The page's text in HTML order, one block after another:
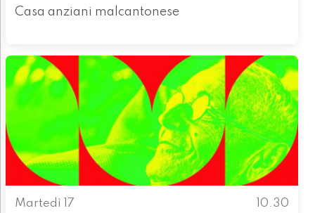
Casa anziani malcantonese
Martedì 17
10.30